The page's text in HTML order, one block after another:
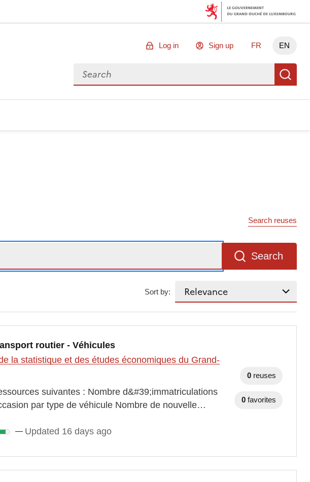
Log in Sign up FR EN
Search for data
Search reuses
Search
Sort by:
routier - Véhicules
la statistique et des études économiques du Grand-
suivantes : Nombre d&#39;immatriculations
par type de véhicule Nombre de nouvelle…
Updated 16 days ago
0 reuses
0 favorites